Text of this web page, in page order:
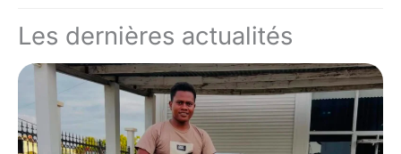
Les dernières actualités